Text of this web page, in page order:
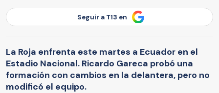
Seguir a T13 en
La Roja enfrenta este martes a Ecuador en el
Estadio Nacional. Ricardo Gareca probó una
formación con cambios en la delantera, pero no
modificó el equipo.